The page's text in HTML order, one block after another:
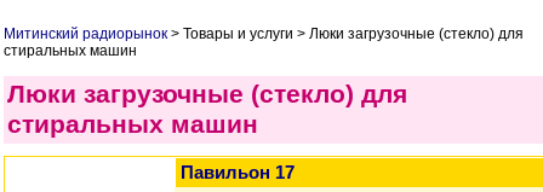
Митинский радиорынок > Товары и услуги > Люки загрузочные (стекло) для
стиральных машин
Люки загрузочные (стекло) для
стиральных машин
Павильон 17